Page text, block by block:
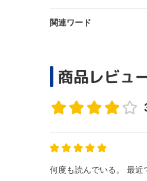
関連ワード
商品レビュ
何度も読んでいる。 最